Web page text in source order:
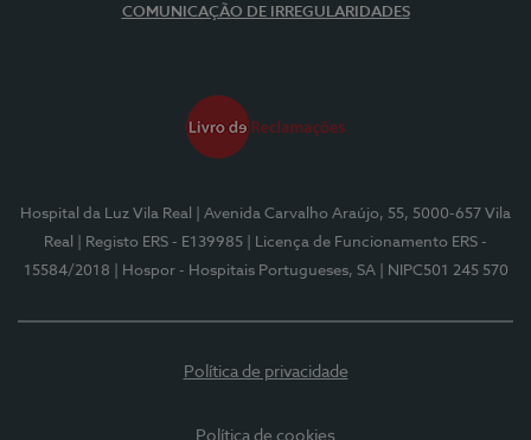
COMUNICAÇÃO DE IRREGULARIDADES
Hospital da Luz Vila Real
| Avenida Carvalho Araújo, 55, 5000-657 Vila
Real
| Registo ERS - E139985
| Licença de Funcionamento ERS -
15584/2018
| Hospor - Hospitais Portugueses, SA | NIPC501 245 570
Política de privacidade
Política de cookies